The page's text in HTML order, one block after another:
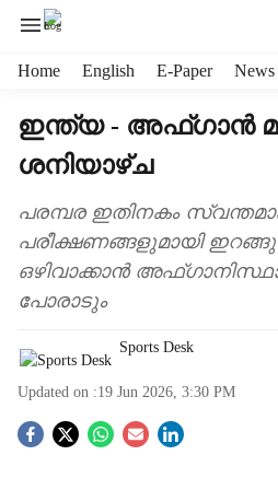
Home English E-Paper News
ഇന്ത്യ - അഫ്ഗാൻ
ശനിയാഴ്ച
പരമ്പര ഇതിനകം
പരീക്ഷണങ്ങളുമായി
ഒഴിവാക്കാൻ
പോരാടും
Sports Desk
Updated on :19 Jun 2026, 3:30 PM
S